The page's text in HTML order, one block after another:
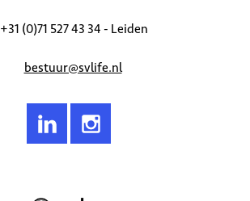
+31 (0)71 527 43 34 - Leiden
bestuur@svlife.nl